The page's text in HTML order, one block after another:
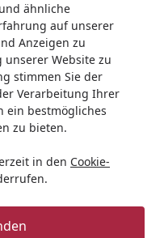
ähnliche
auf unserer
Anzeigen zu
Website zu
stimmen Sie der
Verarbeitung Ihrer
ein bestmögliches
zu bieten.
in den Cookie-
DENNERLE Trocal Style
Two